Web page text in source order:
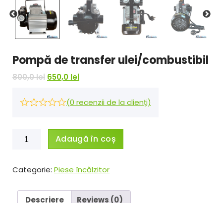
Pompă de transfer ulei/combustibil
800,0lei P
e
ț
a
650,0 leiP
ț
l
c
e
t
(0 recenzii de la clienți)
Cantitate
Pompă
transfer
ulei/combustibil
Adaugă în coș
Categorie: Piese încălzitor
Descriere Reviews (0)